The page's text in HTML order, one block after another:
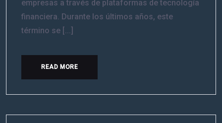
empresas a través de plataformas de tecnología
financiera. Durante los últimos años, este
término se [...]
READ MORE